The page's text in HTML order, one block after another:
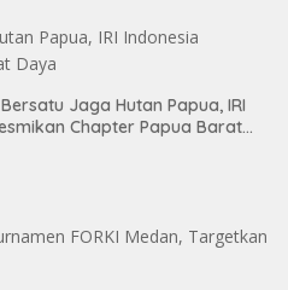
Jaga Hutan Papua, IRI
Chapter Papua Barat